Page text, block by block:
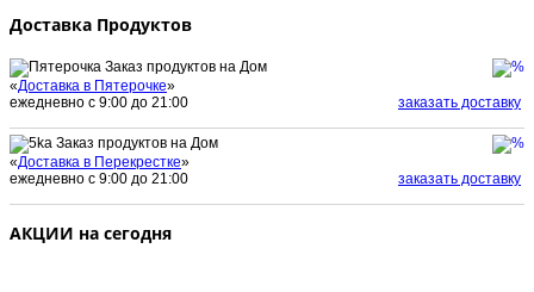
Доставка Продуктов
Заказ продуктов на Дом
«Доставка в Пятерочке»
ежедневно с 9:00 до 21:00
заказать доставку
Заказ продуктов на Дом
«Доставка в Перекрестке»
ежедневно с 9:00 до 21:00
заказать доставку
АКЦИИ на сегодня